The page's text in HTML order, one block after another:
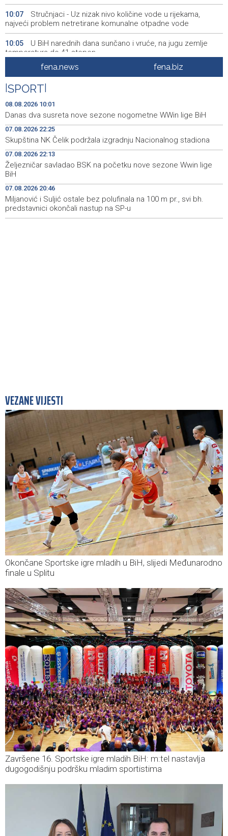
10:07
Stručnjaci - Uz nizak nivo količine vode u rijekama,
najveći problem netretirane komunalne otpadne vode
10:05
U BiH narednih dana sunčano i vruće, na jugu zemlje
temperatura do 41 stepen
Danas dva susreta nove sezone nogometne WWin lige
BiH
09:50
Jakšić: U četiri godine građanima USK-a vraćeno više od
25 miliona KM po osnovu pravosnažnih presuda
09:45 Književno veče sa Admirom i Irmom Husić u Ključu
09:18
Požar na području Kanjine i Živašnice i dalje aktivan,
angažirani brojni vatrogasci i helikopteri
08:55
jedne države, otvoren je i za prijateljske zemlje
08:51
Američki sud blokirao Trumpov plan izgradnje plesne
dvorane u Bijeloj kući
fena.news fena.biz
SPORT
08.08.2026 10:01
Danas dva susreta nove sezone nogometne WWin lige BiH
07.08.2026 22:25
Skupština NK Čelik podržala izgradnju Nacionalnog stadiona
07.08.2026 22:13
Željezničar savladao BSK na početku nove sezone Wwin lige
BiH
07.08.2026 20:46
Miljanović i Suljić ostale bez polufinala na 100 m pr., svi bh.
predstavnici okončali nastup na SP-u
VEZANE VIJESTI
Okončane Sportske igre mladih u BiH, slijedi Međunarodno
finale u Splitu
Završene 16. Sportske igre mladih BiH: m:tel nastavlja
dugogodišnju podršku mladim sportistima